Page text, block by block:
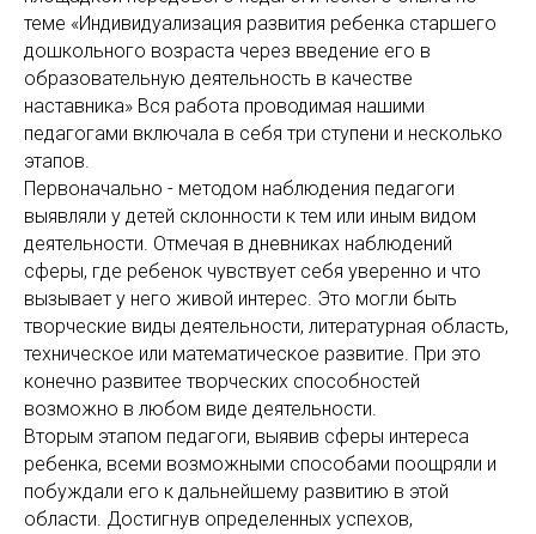
теме «Индивидуализация развития ребенка старшего
дошкольного возраста через введение его в
образовательную деятельность в качестве
наставника» Вся работа проводимая нашими
педагогами включала в себя три ступени и несколько
этапов.
Первоначально - методом наблюдения педагоги
выявляли у детей склонности к тем или иным видом
деятельности. Отмечая в дневниках наблюдений
сферы, где ребенок чувствует себя уверенно и что
вызывает у него живой интерес. Это могли быть
творческие виды деятельности, литературная область,
техническое или математическое развитие. При это
конечно развитее творческих способностей
возможно в любом виде деятельности.
Вторым этапом педагоги, выявив сферы интереса
ребенка, всеми возможными способами поощряли и
побуждали его к дальнейшему развитию в этой
области. Достигнув определенных успехов,